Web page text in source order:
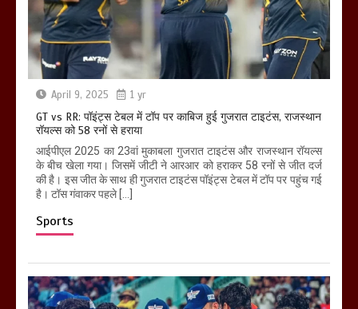
April 9, 2025 1 yr
GT vs RR: पॉइंट्स टेबल में टॉप पर काबिज हुई गुजरात टाइटंस, राजस्थान
रॉयल्स को 58 रनों से हराया
आईपीएल 2025 का 23वां मुकाबला गुजरात टाइटंस और राजस्थान रॉयल्स
के बीच खेला गया। जिसमें जीटी ने आरआर को हराकर 58 रनों से जीत दर्ज
की है। इस जीत के साथ ही गुजरात टाइटंस पॉइंट्स टेबल में टॉप पर पहुंच गई
है। टॉस गंवाकर पहले […]
Sports